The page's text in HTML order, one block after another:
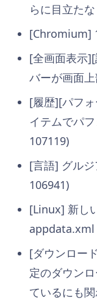
らに目立た
[Chromium]
[全画面表示
バーが画面
[履歴][パフ
イテムでパ
107119)
[言語] グル
106941)
[Linux] 新し
appdata.xml
[ダウンロー
定のダウン
ているにも